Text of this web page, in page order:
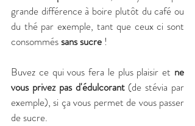
grande différence à boire plutôt du café ou
du thé par exemple, tant que ceux ci sont
consommés sans sucre !
Buvez ce qui vous fera le plus plaisir et ne
vous privez pas d'édulcorant (de stévia par
exemple), si ça vous permet de vous passer
de sucre.